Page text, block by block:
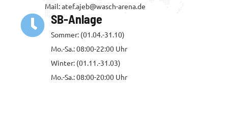
Mail: atef.ajeb@wasch-arena.de
SB-Anlage
Sommer: (01.04.-31.10)
Mo.-Sa.: 08:00-22:00 Uhr
Winter: (01.11.-31.03)
Mo.-Sa.: 08:00-20:00 Uhr